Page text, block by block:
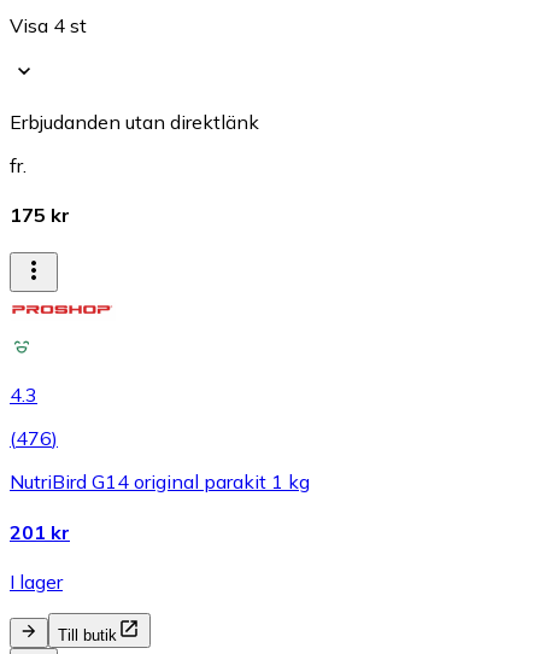
Visa 4 st
Erbjudanden utan direktlänk
fr.
175 kr
4.3
(476)
NutriBird G14 original parakit 1 kg
201 kr
I lager
Till butik